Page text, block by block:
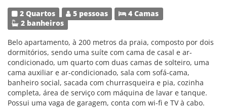
2 Quartos 5 pessoas
4 Camas
2 banheiros
Belo apartamento, à 200 metros da praia, composto por dois
dormitórios, sendo uma suíte com cama de casal e ar-
condicionado, um quarto com duas camas de solteiro, uma
cama auxiliar e ar-condicionado, sala com sofá-cama,
banheiro social, sacada com churrasqueira e pia, cozinha
completa, área de serviço com máquina de lavar e tanque.
Possui uma vaga de garagem, conta com wi-fi e TV à cabo.